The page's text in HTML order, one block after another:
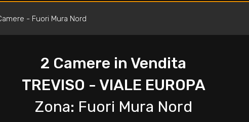
- Fuori Mura Nord
2 Camere in Vendita
TREVISO - VIALE EUROPA
Zona: Fuori Mura Nord